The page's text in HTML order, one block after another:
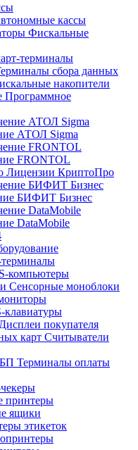
кассы
Фискальные
терминалы
сбора данных
накопители
Программное
АТОЛ Sigma
FRONTOL
Лицензии КриптоПро
БИФИТ Бизнес
DataMobile
терминалы
компьютеры
Сенсорные моноблоки
клавиатуры
Дисплеи покупателя
Считыватели
Терминалы оплаты
принтеры
ящики
этикеток